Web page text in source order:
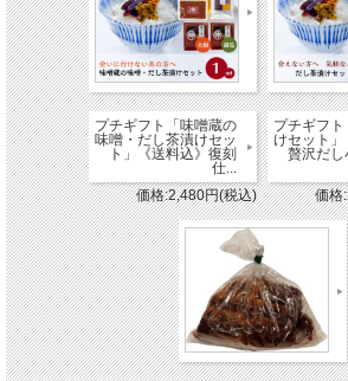
プチギフト「味噌蔵の
味噌・だし茶漬けセッ
ト」《送料込》復刻
仕...
価格:2,480円(税込)
プチギフ
けセット」
贅沢だし
価格